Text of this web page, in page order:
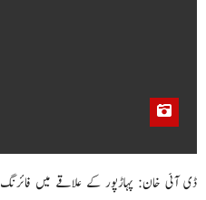
ڈی آئی خان: پہاڑپور کے علاقے میں فائرنگ